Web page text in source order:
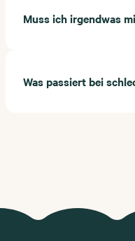
Muss ich irgendwas
Was passiert bei